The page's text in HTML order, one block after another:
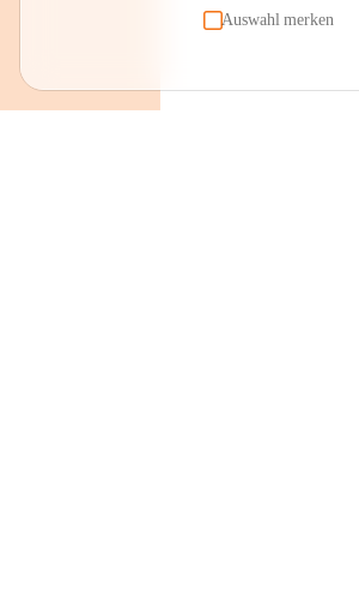
Auswahl merken